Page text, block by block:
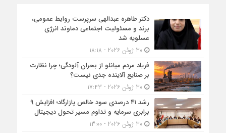
دکتر طاهره عبدالهی سرپرست روابط عمومی،
برند و مسئولیت اجتماعی دماوند انرژی
عسلویه شد
30 ژوئن 2026 - 18:18
فریاد مردم میانلو از بحران آلودگی؛ چرا نظارت
بر صنایع آلاینده جدی نیست؟
30 ژوئن 2026 - 17:43
رشد ۴۱ درصدی سود خالص پازارگاد؛ افزایش ۹
برابری سرمایه و تداوم مسیر تحول دیجیتال
30 ژوئن 2026 - 13:00